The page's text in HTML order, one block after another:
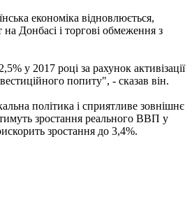
економіка відновлюється,
Донбасі і торгові обмеження з
у 2017 році за рахунок активізації
попиту", - сказав він.
політика і сприятливе зовнішнє
зростання реального ВВП у
зростання до 3,4%.